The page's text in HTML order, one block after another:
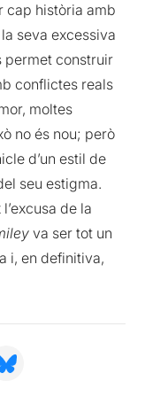
cap història amb
seva excessiva
permet construir
conflictes reals
moltes
no és nou; però
d’un estil de
seu estigma.
de la
va ser tot un
i, en definitiva,